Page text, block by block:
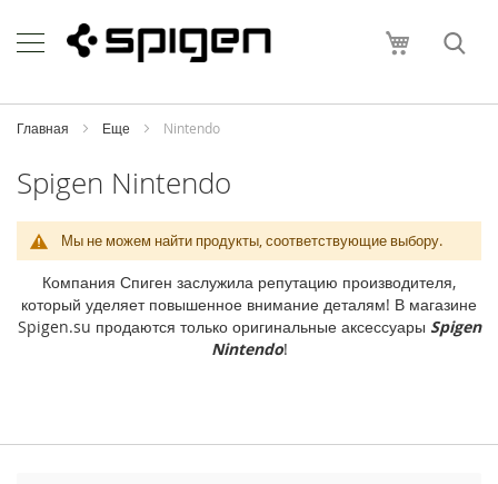
to
Content
Моя
h
o
i
P
h
e
1
M
Главная Еще Nintendo
Spigen Nintendo
Мы не можем найти продукты, соответствующие выбору.
Компания Спиген заслужила репутацию производителя,
который уделяет повышенное внимание деталям! В магазине
Spigen.su продаются только оригинальные аксессуары Spigen
Nintendo!